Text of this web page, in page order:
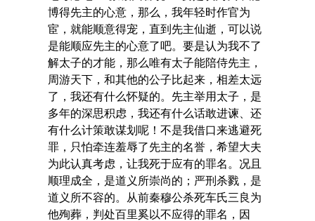
博得先主的心意，那么，我年轻时作官为
宦，就能顺意得宠，直到先主仙逝，可以说
是能顺应先主的心意了吧。要是认为我不了
解太子的才能，那么唯有太子能陪侍先主，
周游天下，和其他的公子比起来，相差太远
了，我还有什么怀疑的。先主举用太子，是
多年的深思积虑，我还有什么话敢进谏、还
有什么计策敢谋划呢！不是我借口来逃避死
罪，只怕牵连羞辱了先主的名誉，希望大夫
为此认真考虑，让我死于应有的罪名。况且
顺理成全，是道义所崇尚的；严刑杀戮，是
道义所不容的。从前秦穆公杀死车氏三良为
他殉葬，判处百里奚以不应得的罪名，因